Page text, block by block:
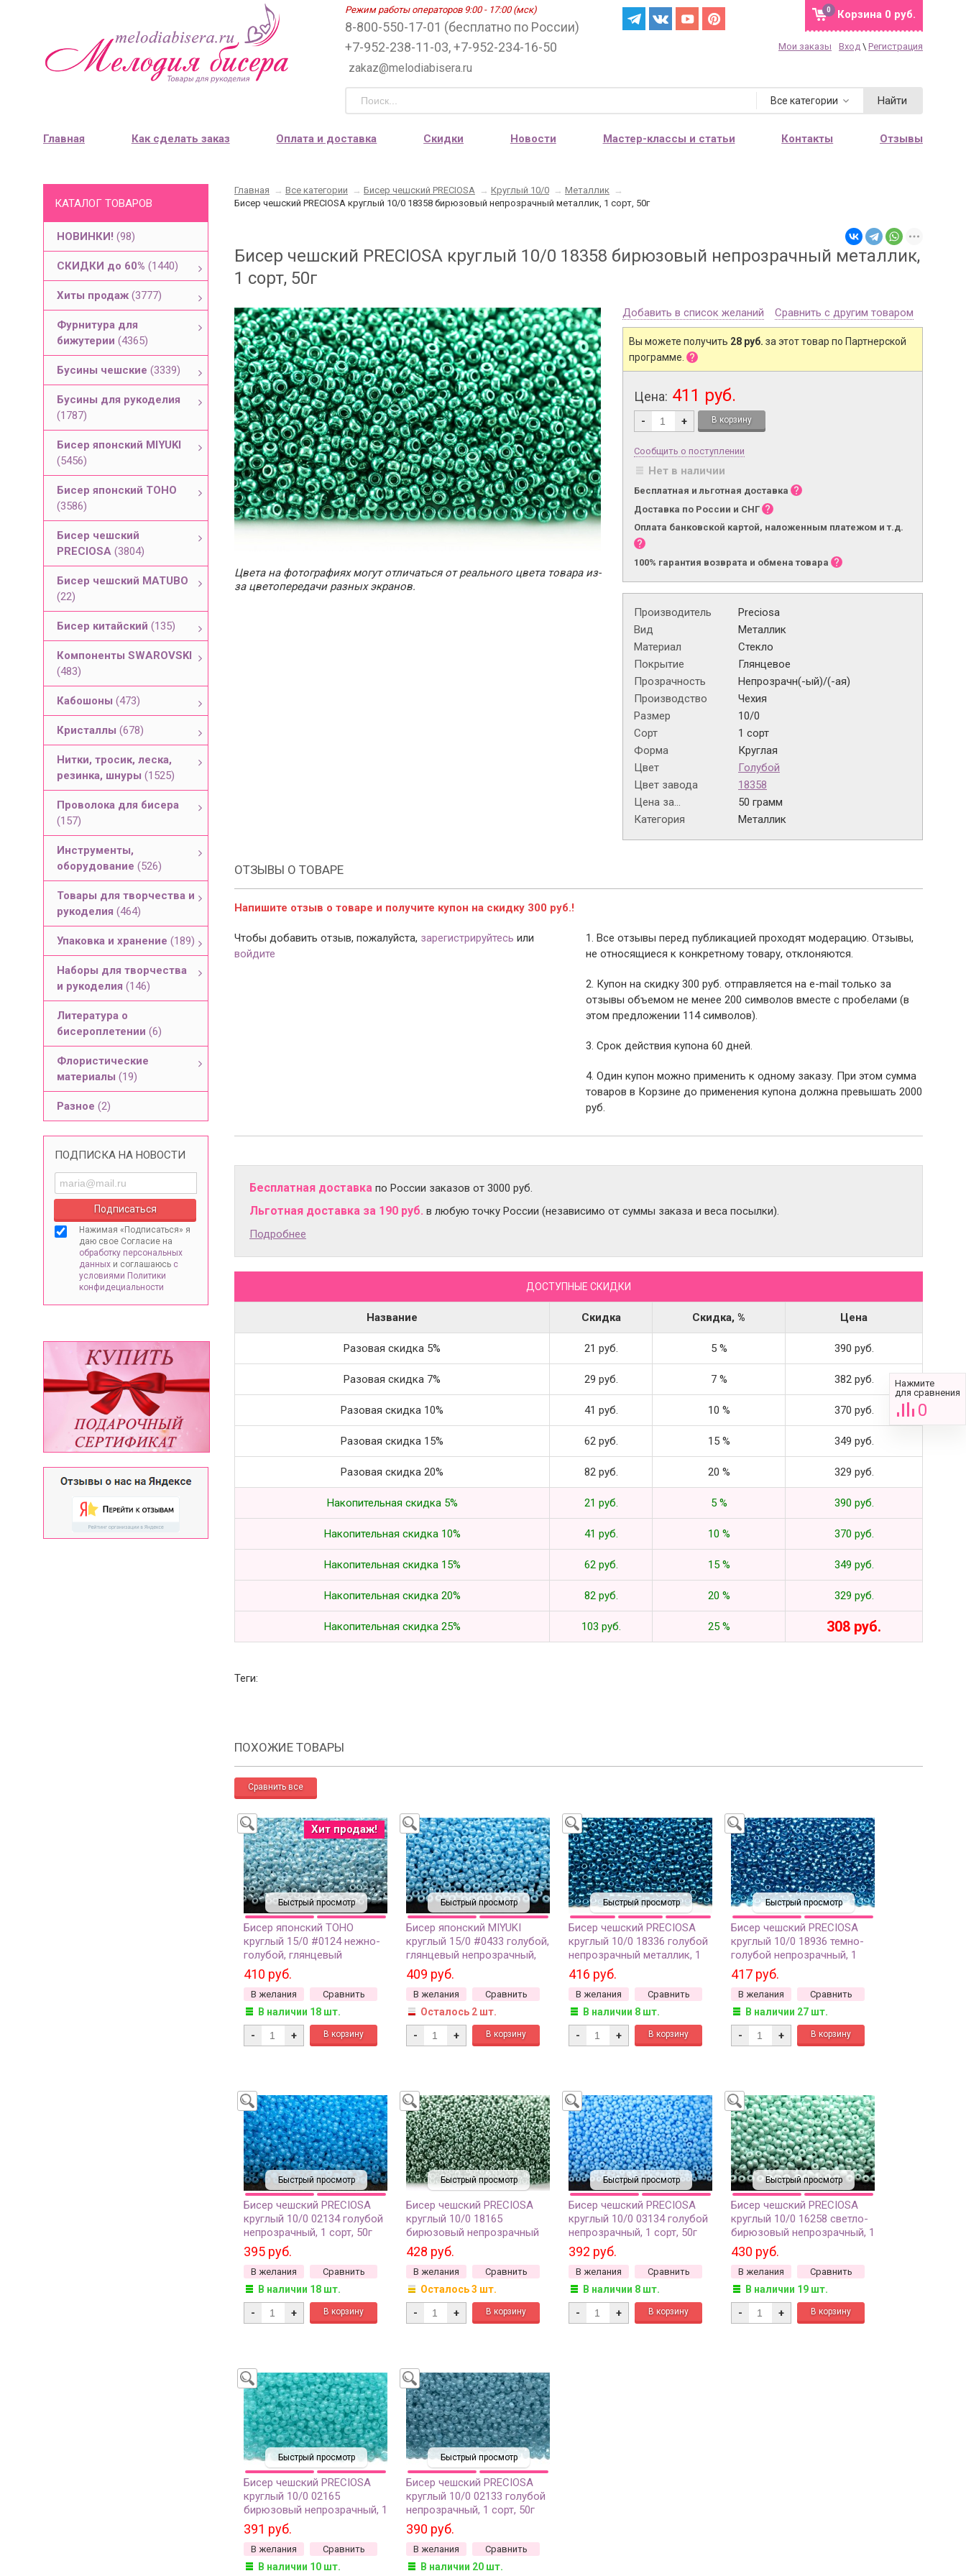
Режим работы операторов 9:00 - 17:00 (мск)
8-800-550-17-01 (бесплатно по России)
+7-952-238-11-03, +7-952-234-16-50
zakaz@melodiabisera.ru
Корзина 0 руб.
0
Мои заказы Вход \ Регистрация
Все категории Найти
Главная Как сделать заказ Оплата и доставка Скидки Новости Мастер-классы и статьи Контакты Отзывы
КАТАЛОГ ТОВАРОВ
НОВИНКИ! (98)
СКИДКИ до 60% (1440)
Хиты продаж (3777)
Фурнитура для
бижутерии (4365)
Бусины чешские (3339)
Бусины для рукоделия
(1787)
Бисер японский MIYUKI
(5456)
Бисер японский TOHO
(3586)
Бисер чешский
PRECIOSA (3804)
Бисер чешский MATUBO
(22)
Бисер китайский (135)
Компоненты SWAROVSKI
(483)
Кабошоны (473)
Кристаллы (678)
Нитки, тросик, леска,
резинка, шнуры (1525)
Проволока для бисера
(157)
Инструменты,
оборудование (526)
Товары для творчества и
рукоделия (464)
Упаковка и хранение (189)
Наборы для творчества
и рукоделия (146)
Литература о
бисероплетении (6)
Флористические
материалы (19)
Разное (2)
ПОДПИСКА НА НОВОСТИ
Нажимая «Подписаться» я
даю свое Согласие на
обработку персональных
данных и соглашаюсь с
условиями Политики
конфидециальности
Главная → Все категории → Бисер чешский PRECIOSA → Круглый 10/0 → Металлик →
Бисер чешский PRECIOSA круглый 10/0 18358 бирюзовый непрозрачный металлик, 1 сорт, 50г
Бисер чешский PRECIOSA круглый 10/0 18358 бирюзовый непрозрачный металлик,
1 сорт, 50г
Цвета на фотографиях могут отличаться от реального цвета товара из-
за цветопередачи разных экранов.
Добавить в список желаний Сравнить с другим товаром
Вы можете получить 28 руб. за этот товар по Партнерской
программе.
Цена: 411 руб.
- +
Сообщить о поступлении
Нет в наличии
Бесплатная и льготная доставка
Доставка по России и СНГ
Оплата банковской картой, наложенным платежом и т.д.
100% гарантия возврата и обмена товара
Производитель
Preciosa
Вид
Металлик
Материал
Стекло
Покрытие
Глянцевое
Прозрачность
Непрозрачн(-ый)/(-ая)
Производство
Чехия
Размер
10/0
Сорт
1 сорт
Форма
Круглая
Цвет
Голубой
Цвет завода
18358
Цена за...
50 грамм
Категория
Металлик
ОТЗЫВЫ О ТОВАРЕ
Напишите отзыв о товаре и получите купон на скидку 300 руб.!
Чтобы добавить отзыв, пожалуйста, зарегистрируйтесь или
войдите
1. Все отзывы перед публикацией проходят модерацию. Отзывы,
не относящиеся к конкретному товару, отклоняются.
2. Купон на скидку 300 руб. отправляется на e-mail только за
отзывы объемом не менее 200 символов вместе с пробелами (в
этом предложении 114 символов).
3. Срок действия купона 60 дней.
4. Один купон можно применить к одному заказу. При этом сумма
товаров в Корзине до применения купона должна превышать 2000
руб.
Бесплатная доставка по России заказов от 3000 руб.
Льготная доставка за 190 руб. в любую точку России (независимо от суммы заказа и веса посылки).
Подробнее
ДОСТУПНЫЕ СКИДКИ
Название Скидка Скидка, % Цена
Разовая скидка 5% 21 руб. 5 % 390 руб.
Разовая скидка 7% 29 руб. 7 % 382 руб.
Разовая скидка 10% 41 руб. 10 % 370 руб.
Разовая скидка 15% 62 руб. 15 % 349 руб.
Разовая скидка 20% 82 руб. 20 % 329 руб.
Накопительная скидка 5% 21 руб. 5 % 390 руб.
Накопительная скидка 10% 41 руб. 10 % 370 руб.
Накопительная скидка 15% 62 руб. 15 % 349 руб.
Накопительная скидка 20% 82 руб. 20 % 329 руб.
Накопительная скидка 25% 103 руб. 25 % 308 руб.
Теги:
ПОХОЖИЕ ТОВАРЫ
Быстрый просмотр
Хит продаж!
Бисер японский TOHO
круглый 15/0 #0124 нежно-
голубой, глянцевый
непрозрачный, 10 грамм
410 руб.
В желания Сравнить
В наличии 18 шт.
- +
Быстрый просмотр
Бисер японский MIYUKI
круглый 15/0 #0433 голубой,
глянцевый непрозрачный,
10 грамм
409 руб.
В желания Сравнить
Осталось 2 шт.
- +
Быстрый просмотр
Бисер чешский PRECIOSA
круглый 10/0 18336 голубой
непрозрачный металлик, 1
сорт, 50г
416 руб.
В желания Сравнить
В наличии 8 шт.
- +
Быстрый просмотр
Бисер чешский PRECIOSA
круглый 10/0 18936 темно-
голубой непрозрачный, 1
сорт, 50г
417 руб.
В желания Сравнить
В наличии 27 шт.
- +
Быстрый просмотр
Бисер чешский PRECIOSA
круглый 10/0 02134 голубой
непрозрачный, 1 сорт, 50г
395 руб.
В желания Сравнить
В наличии 18 шт.
- +
Быстрый просмотр
Бисер чешский PRECIOSA
круглый 10/0 18165
бирюзовый непрозрачный
металлик, 1 сорт, 50г
428 руб.
В желания Сравнить
Осталось 3 шт.
- +
Быстрый просмотр
Бисер чешский PRECIOSA
круглый 10/0 03134 голубой
непрозрачный, 1 сорт, 50г
392 руб.
В желания Сравнить
В наличии 8 шт.
- +
Быстрый просмотр
Бисер чешский PRECIOSA
круглый 10/0 16258 светло-
бирюзовый непрозрачный, 1
сорт, 50г
430 руб.
В желания Сравнить
В наличии 19 шт.
- +
Быстрый просмотр
Бисер чешский PRECIOSA
круглый 10/0 02165
бирюзовый непрозрачный, 1
сорт, 50г
391 руб.
В желания Сравнить
В наличии 10 шт.
Быстрый просмотр
Бисер чешский PRECIOSA
круглый 10/0 02133 голубой
непрозрачный, 1 сорт, 50г
390 руб.
В желания Сравнить
В наличии 20 шт.
Нажмите
для сравнения
0